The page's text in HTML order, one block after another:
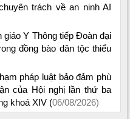
trách về an ninh AI
Y Thông tiếp Đoàn đại
đồng bào dân tộc thiểu
pháp luật bảo đảm phù
của Hội nghị lần thứ ba
khoá XIV (06/08/2026)